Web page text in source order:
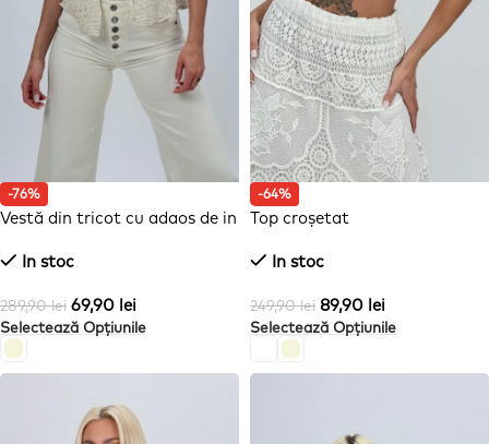
-76%
Vestă din tricot cu adaos de in
In stoc
289,90lei 69,90 lei
Selectează Opțiunile
-64%
Top croșetat
In stoc
249,90lei 89,90 lei
Selectează Opțiunile